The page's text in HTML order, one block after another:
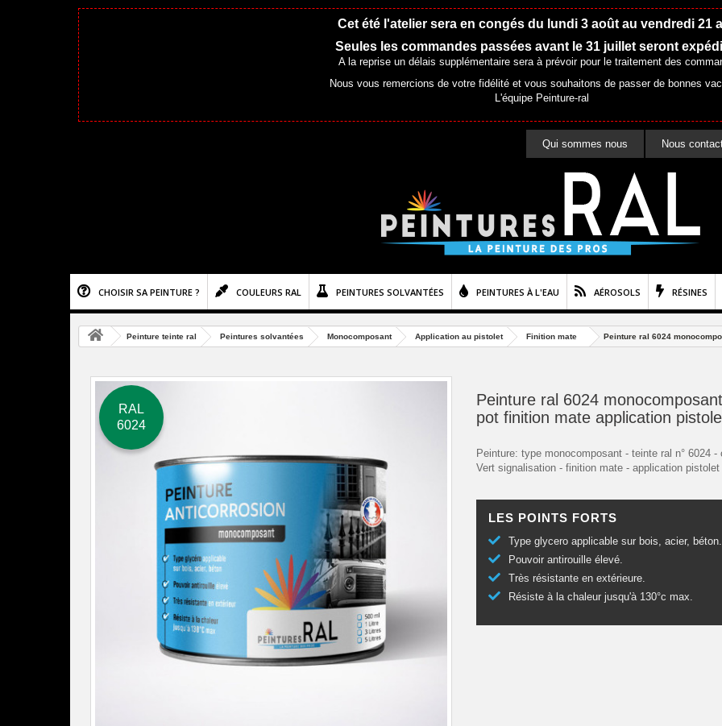
Cet été l'atelier sera en congés du lundi 3 août au vendredi 21
Seules les commandes passées avant le 31 juillet seront
A la reprise un délais supplémentaire sera à prévoir pour le traitement des
Nous vous remercions de votre fidélité et vous souhaitons de passer de bonnes
L'équipe Peinture-ral
Nous
Qui sommes nous
CHOISIR SA PEINTURE ? COULEURS RAL PEINTURES SOLVANTÉES PEINTURES À L'EAU AÉROSOLS RÉSINES
Peinture teinte ral Peintures solvantées Monocomposant Application au pistolet Finition mate Peinture ral 6024
RAL
6024
Peinture ral 6024
pot finition mate application
Peinture: type monocomposant - teinte ral n° 6024 -
Vert signalisation - finition mate - application pistolet
LES POINTS FORTS
Type glycero applicable sur bois, acier, béton.
Pouvoir antirouille élevé.
Très résistante en extérieure.
Résiste à la chaleur jusqu'à 130°c max.